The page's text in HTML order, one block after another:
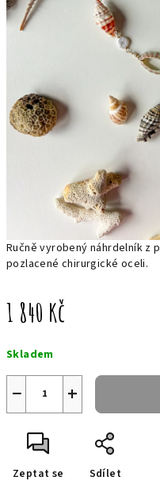
Ručně vyrobený náhrdelník z
pozlacené chirurgické oceli.
1 840 Kč
cena:
Skladem
+
−
Zeptat se Sdílet